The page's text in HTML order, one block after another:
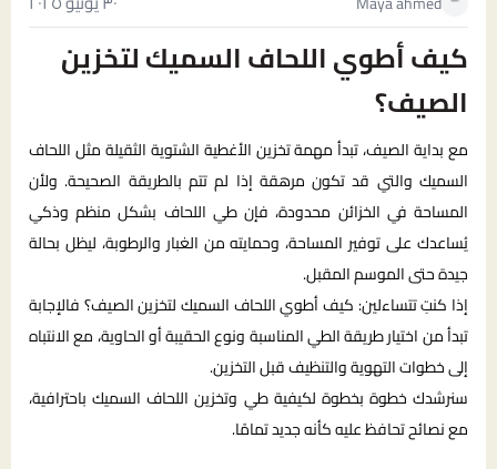
كيف أطوي اللحاف السميك لتخزين
الصيف؟
مع بداية الصيف، تبدأ مهمة تخزين الأغطية الشتوية الثقيلة مثل اللحاف
السميك والتي قد تكون مرهقة إذا لم تتم بالطريقة الصحيحة. ولأن
المساحة في الخزائن محدودة، فإن طي اللحاف بشكل منظم وذكي
يُساعدك على توفير المساحة، وحمايته من الغبار والرطوبة، ليظل بحالة
جيدة حتى الموسم المقبل.
إذا كنتِ تتساءلين: كيف أطوي اللحاف السميك لتخزين الصيف؟ فالإجابة
تبدأ من اختيار طريقة الطي المناسبة ونوع الحقيبة أو الحاوية، مع الانتباه
إلى خطوات التهوية والتنظيف قبل التخزين.
سنرشدك خطوة بخطوة لكيفية طي وتخزين اللحاف السميك باحترافية،
مع نصائح تحافظ عليه كأنه جديد تمامًا.